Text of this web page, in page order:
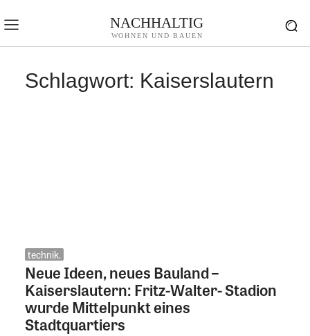
NACHHALTIG
WOHNEN UND BAUEN
Schlagwort: Kaiserslautern
technik.
Neue Ideen, neues Bauland –
Kaiserslautern: Fritz-Walter- Stadion
wurde Mittelpunkt eines
Stadtquartiers